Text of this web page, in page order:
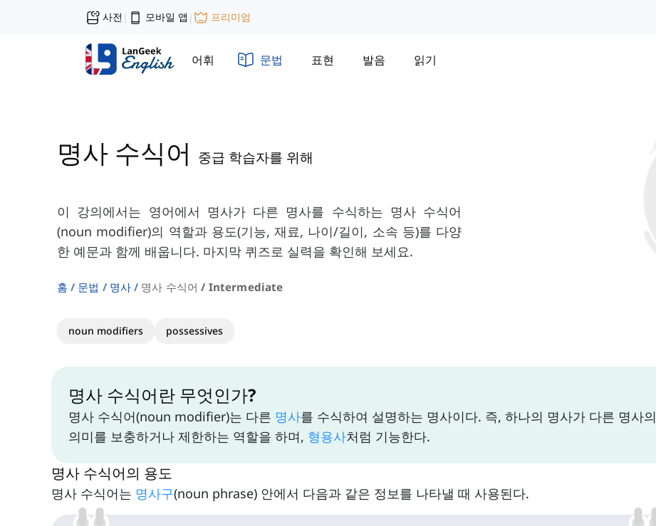
사전 | 모바일 앱 | 프리미엄
어휘 문법 표현 발음 읽기
명사 수식어 중급 학습자를 위해
이 강의에서는 영어에서 명사가 다른 명사를 수식하는 명사 수식어
(noun modifier)의 역할과 용도(기능, 재료, 나이/길이, 소속 등)를 다양
한 예문과 함께 배웁니다. 마지막 퀴즈로 실력을 확인해 보세요.
홈 문법 명사 명사 수식어 / Intermediate
noun modifiers possessives
명사 수식어란 무엇인가?
명사 수식어(noun modifier)는 다른 명사를 수식하여 설명하는 명사이다. 즉, 하나의 명사가 다른 명사의
의미를 보충하거나 제한하는 역할을 하며, 형용사처럼 기능한다.
명사 수식어의 용도
명사 수식어는 명사구(noun phrase) 안에서 다음과 같은 정보를 나타낼 때 사용된다.